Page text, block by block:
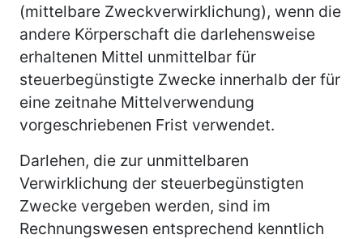
(mittelbare Zweckverwirklichung), wenn die
andere Körperschaft die darlehensweise
erhaltenen Mittel unmittelbar für
steuerbegünstigte Zwecke innerhalb der für
eine zeitnahe Mittelverwendung
vorgeschriebenen Frist verwendet.
Darlehen, die zur unmittelbaren
Verwirklichung der steuerbegünstigten
Zwecke vergeben werden, sind im
Rechnungswesen entsprechend kenntlich